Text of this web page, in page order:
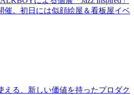
催。初日には似顔絵屋＆看板屋イベ
える、新しい価値を持ったプロダク